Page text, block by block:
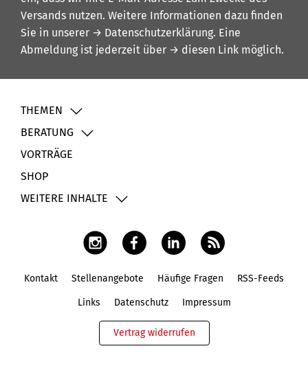
Versands nutzen. Weitere Informationen dazu finden
Sie in unserer → Datenschutzerklärung. Eine
Abmeldung ist jederzeit über → diesen Link möglich.
THEMEN
BERATUNG
VORTRÄGE
SHOP
WEITERE INHALTE
Kontakt Stellenangebote Häufige Fragen RSS-Feeds
Links Datenschutz Impressum
Vertrag widerrufen